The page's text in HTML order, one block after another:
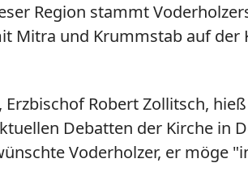
Region stammt
Mitra und Krummstab auf
Robert Zollitsch,
Debatten der Kirche
Voderholzer, er möge